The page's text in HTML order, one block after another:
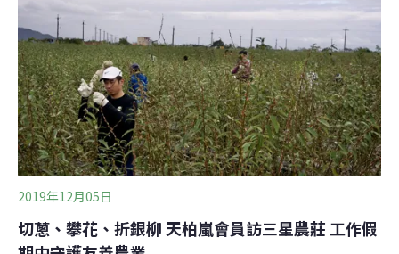
接了！」來自台南的袁婧清開朗大笑，看不出來是兩個孩
子的媽，老大甚至已經高一了。17年前嫁到苗栗的袁婧
清，婚前是個標準都市小姐，毫無農事經驗的她，剛開始
跟著公婆一同下田。「嫁過來第一天一起下田，幫忙搬雞
糞施肥，就被臭到昏倒，還送醫院，後面十多年跟著搬肥
料有夠痛苦的。」她回憶道，也從那時候起埋下了一
2019年12月05日
切蔥、攀花、折銀柳 天柏嵐會員訪三星農莊 工作假